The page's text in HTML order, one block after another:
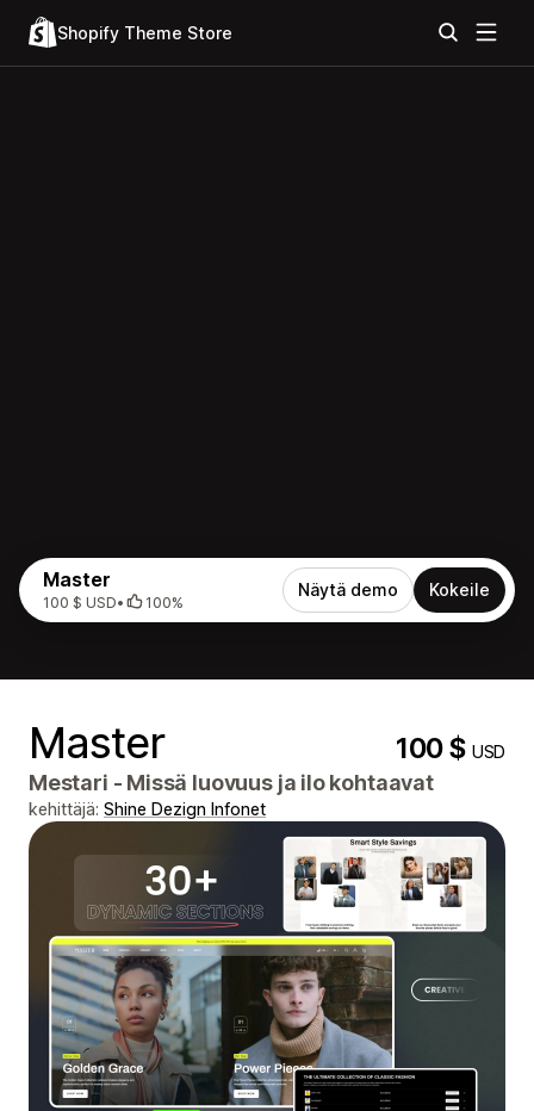
Shopify Theme Store
Master
100 $ USD• 100%
Näytä demo Kokeile
Master 100 $USD
Mestari - Missä luovuus ja ilo kohtaavat
kehittäjä: Shine Dezign Infonet